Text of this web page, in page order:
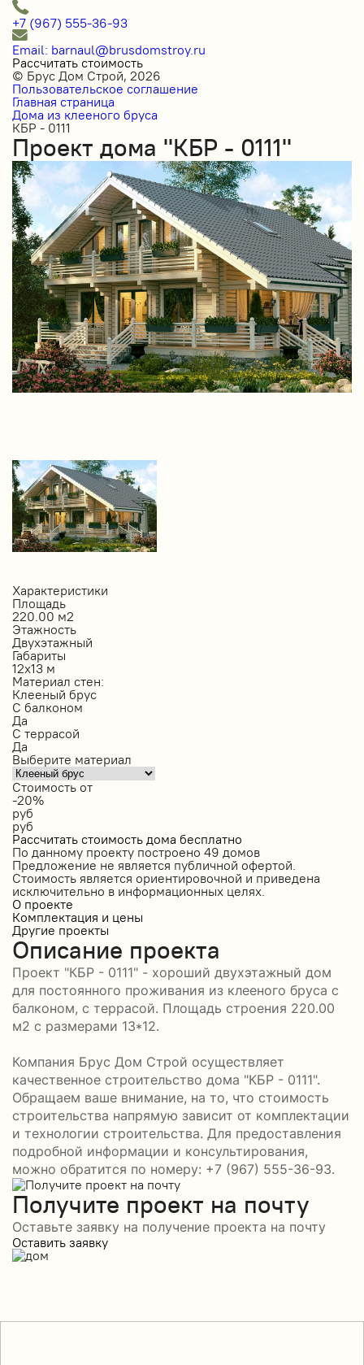
+7 (967) 555-36-93
Email: barnaul@brusdomstroy.ru
Рассчитать стоимость
© Брус Дом Строй, 2026
Пользовательское соглашение
Главная страница
Дома из клееного бруса
КБР - 0111
Проект дома "КБР - 0111"
Характеристики
Площадь
220.00 м2
Этажность
Двухэтажный
Габариты
12х13 м
Материал стен:
Клееный брус
С балконом
Да
С террасой
Да
Выберите материал
Стоимость от
-20%
руб
руб
Рассчитать стоимость дома бесплатно
По данному проекту построено 49 домов
Предложение не является публичной офертой.
Стоимость является ориентировочной и приведена
исключительно в информационных целях.
О проекте
Комплектация и цены
Другие проекты
Описание проекта
Проект "КБР - 0111" - хороший двухэтажный дом
для постоянного проживания из клееного бруса с
балконом, с террасой. Площадь строения 220.00
м2 с размерами 13*12.
Компания Брус Дом Строй осуществляет
качественное строительство дома "КБР - 0111".
Обращаем ваше внимание, на то, что стоимость
строительства напрямую зависит от комплектации
и технологии строительства. Для предоставления
подробной информации и консультирования,
можно обратится по номеру: +7 (967) 555-36-93.
Получите проект на почту
Оставьте заявку на получение проекта на почту
Оставить заявку